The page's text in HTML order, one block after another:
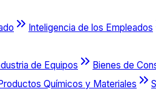
Inteligencia de los Empleados
de Equipos
Bienes de
Químicos y Materiales